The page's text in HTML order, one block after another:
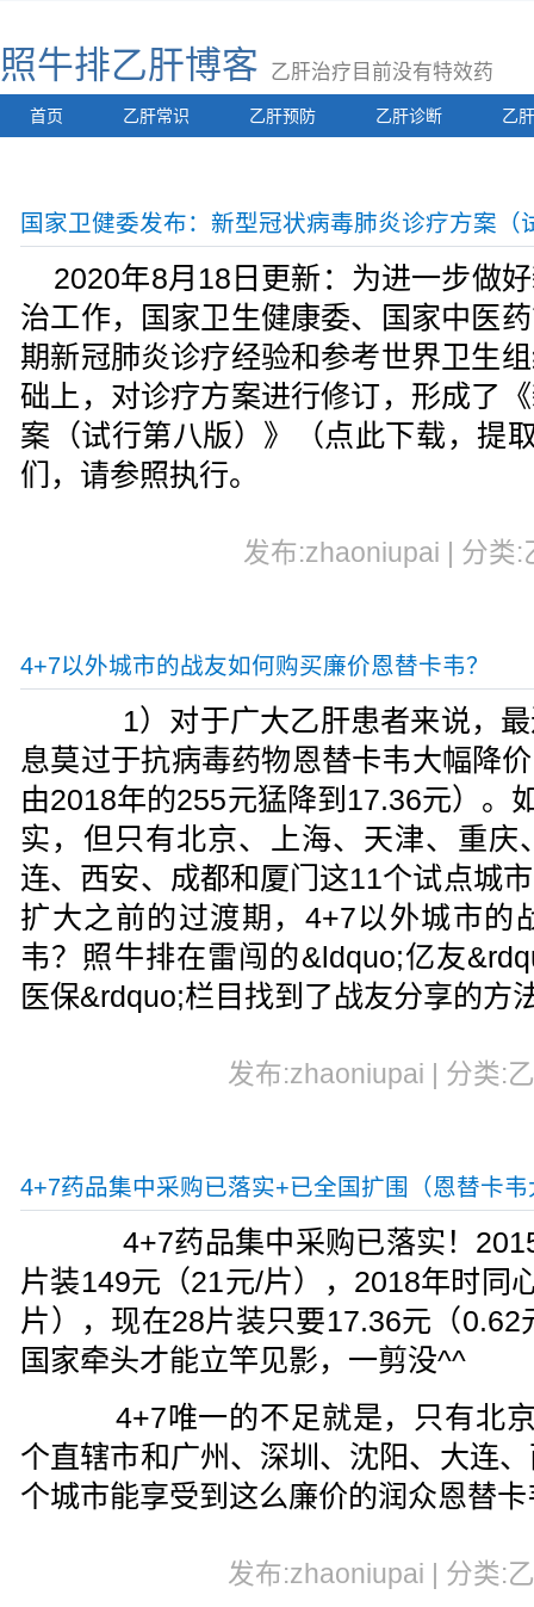
照牛排乙肝博客 乙肝治疗目前没有特效药
首页 乙肝常识 乙肝预防 乙肝诊断 乙
国家卫健委发布：新型冠状病毒肺炎诊疗方案（
2020年8月18日更新：为进一步做
治工作，国家卫生健康委、国家中医
期新冠肺炎诊疗经验和参考世界卫生
础上，对诊疗方案进行修订，形成了
案（试行第八版）》（点此下载，提
们，请参照执行。
发布:zhaoniupai | 分类
4+7以外城市的战友如何购买廉价恩替卡韦？
1）对于广大乙肝患者来说，最
息莫过于抗病毒药物恩替卡韦大幅降
由2018年的255元猛降到17.36元）。
实，但只有北京、上海、天津、重庆
连、西安、成都和厦门这11个试点城
扩大之前的过渡期，4+7以外城市的
韦？照牛排在雷闯的&ldquo;亿友
医保&rdquo;栏目找到了战友分享的方
发布:zhaoniupai | 分类:
4+7药品集中采购已落实+已全国扩围（恩替卡
4+7药品集中采购已落实！
片装149元（21元/片），2018年时同
片），现在28片装只要17.36元（
国家牵头才能立竿见影，一剪没^^
4+7唯一的不足就是，只有北京
个直辖市和广州、深圳、沈阳、大连
个城市能享受到这么廉价的润众恩替
发布:zhaoniupai | 分类: